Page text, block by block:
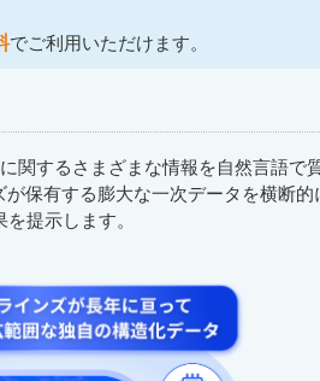
でご利用いただけます。
関するさまざまな情報を自然言語で
保有する膨大な一次データを横断的
提示します。